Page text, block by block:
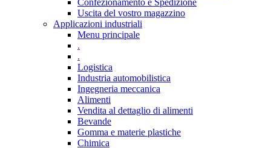
Confezionamento e Spedizione
Uscita del vostro magazzino
Applicazioni industriali
Menu principale
.
.
Logistica
Industria automobilistica
Ingegneria meccanica
Alimenti
Vendita al dettaglio di alimenti
Bevande
Gomma e materie plastiche
Chimica